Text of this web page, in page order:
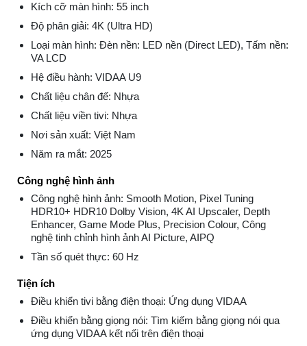
Kích cỡ màn hình: 55 inch
Độ phân giải: 4K (Ultra HD)
Loại màn hình: Đèn nền: LED nền (Direct LED), Tấm nền:
VA LCD
Hệ điều hành: VIDAA U9
Chất liệu chân đế: Nhựa
Chất liệu viền tivi: Nhựa
Nơi sản xuất: Việt Nam
Năm ra mắt: 2025
Công nghệ hình ảnh
Công nghệ hình ảnh: Smooth Motion, Pixel Tuning
HDR10+ HDR10 Dolby Vision, 4K AI Upscaler, Depth
Enhancer, Game Mode Plus, Precision Colour, Công
nghệ tinh chỉnh hình ảnh AI Picture, AIPQ
Tần số quét thực: 60 Hz
Tiện ích
Điều khiển tivi bằng điện thoại: Ứng dụng VIDAA
Điều khiển bằng giọng nói: Tìm kiếm bằng giọng nói qua
ứng dụng VIDAA kết nối trên điện thoại